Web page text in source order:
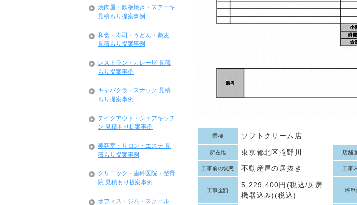
業種 ソフトクリーム店
所在地 東京都北区滝野川 店舗
工事前の状態 不動産屋の居抜き 工事
工事金額
5,229,400円(税込/厨房
機器込み)(税込)
坪単
焼肉屋・鉄板焼き・ステーキ
見積もり提案事例
和食・寿司・うどん・蕎麦
見積もり提案事例
レストラン・カレー屋 見積
もり提案事例
キャバクラ・スナック 見積
もり提案事例
テイクアウト・シェアキッチ
ン 見積もり提案事例
美容室・サロン・エステ 見
積もり提案事例
クリニック・歯科医院・整骨
院 見積もり提案事例
オフィス・ジム・スクール